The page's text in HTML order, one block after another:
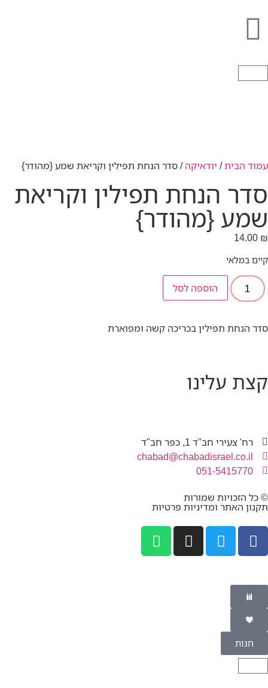
עמוד הבית/ יודאיקה/ סדר הנחת תפילין וקריאת שמע {מהודר}
סדר הנחת תפילין וקריאת
שמע {מהודר}
14.00 ₪
קיים במלאי
הוספה לסל
סדר הנחת תפילין בכריכה קשה ומפוארת
קצת עלינו
רח' צעירי חב"ד 1, כפר חב"ד
chabad@chabadisrael.co.il
051-5415770
© כל הזכויות שמורות
תקנון האתר ומדיניות פרטיות
חנות